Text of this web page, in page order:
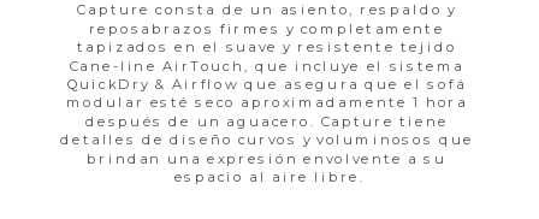
Capture consta de un asiento, respaldo y
reposabrazos firmes y completamente
tapizados en el suave y resistente tejido
Cane-line AirTouch, que incluye el sistema
QuickDry & Airflow que asegura que el sofá
modular esté seco aproximadamente 1 hora
después de un aguacero. Capture tiene
detalles de diseño curvos y voluminosos que
brindan una expresión envolvente a su
espacio al aire libre.